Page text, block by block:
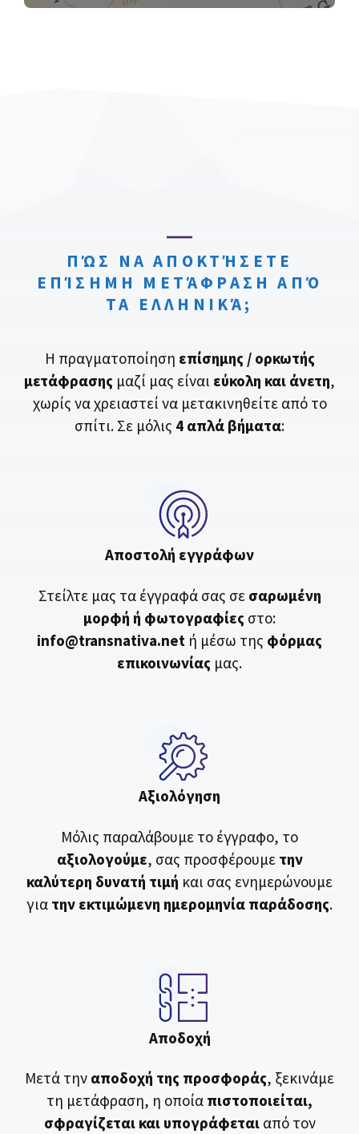
ΠΏΣ ΝΑ ΑΠΟΚΤΉΣΕΤΕ
ΕΠΊΣΗΜΗ ΜΕΤΆΦΡΑΣΗ ΑΠΌ
ΤΑ ΕΛΛΗΝΙΚΆ;
Η πραγματοποίηση επίσημης / ορκωτής
μετάφρασης μαζί μας είναι εύκολη και άνετη,
χωρίς να χρειαστεί να μετακινηθείτε από το
σπίτι. Σε μόλις 4 απλά βήματα:
Αποστολή εγγράφων
Στείλτε μας τα έγγραφά σας σε σαρωμένη
μορφή ή φωτογραφίες στο:
info@transnativa.net ή μέσω της φόρμας
επικοινωνίας μας.
Αξιολόγηση
Μόλις παραλάβουμε το έγγραφο, το
αξιολογούμε, σας προσφέρουμε την
καλύτερη δυνατή τιμή και σας ενημερώνουμε
για την εκτιμώμενη ημερομηνία παράδοσης.
Αποδοχή
Μετά την αποδοχή της προσφοράς, ξεκινάμε
τη μετάφραση, η οποία πιστοποιείται,
σφραγίζεται και υπογράφεταιαπό τον